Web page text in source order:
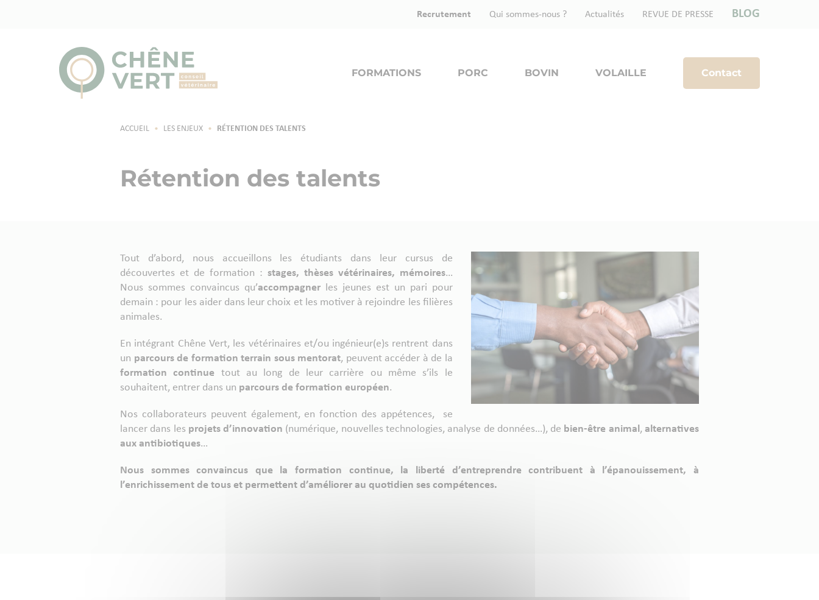
Recrutement Qui sommes-nous ? Actualités REVUE DE PRESSE BLOG
FORMATIONS PORC BOVIN VOLAILLE Contact
ACCUEIL • LES ENJEUX • RÉTENTION DES TALENTS
Rétention des talents
Tout d’abord, nous accueillons les étudiants dans leur cursus de
découvertes et de formation : stages, thèses vétérinaires, mémoires…
Nous sommes convaincus qu’accompagnerles jeunes est un pari pour
demain : pour les aider dans leur choix et les motiver à rejoindre les filières
animales.
En intégrant Chêne Vert, les vétérinaires et/ou ingénieur(e)s rentrent dans
un parcours de formation terrain sous mentorat, peuvent accéder à de la
formation continue tout au long de leur carrière ou même s’ils le
souhaitent, entrer dans un parcours de formation européen.
Nos collaborateurs peuvent également, en fonction des appétences, se
lancer dans les projets d’innovation (numérique, nouvelles technologies, analyse de données…), de bien-être animal,alternatives
aux antibiotiques…
Nous sommes convaincus que la formation continue, la liberté d’entreprendre contribuent à l’épanouissement, à
l’enrichissement de tous et permettent d’améliorer au quotidien ses compétences.